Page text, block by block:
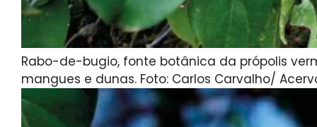
Rabo-de-bugio, fonte botânica da própolis
mangues e dunas. Foto: Carlos Carvalho/